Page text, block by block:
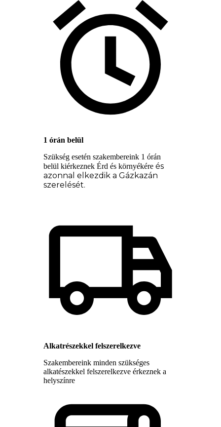
1 órán belül
Szükség esetén szakembereink 1 órán
belül kiérkeznek Érd és környékére és
azonnal elkezdik a Gázkazán
szerelését.
Alkatrészekkel felszerelkezve
Szakembereink minden szükséges
alkatészekkel felszerelkezve érkeznek a
helyszínre